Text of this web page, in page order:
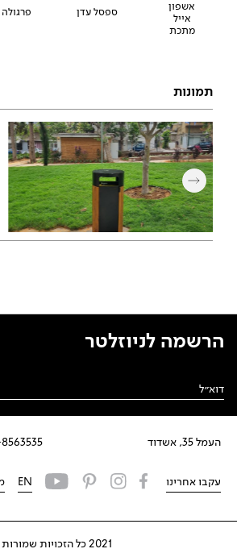
אשפון
אייל
מתכת
ספסל עדן פרגולה
תמונות
העמל 35, אשדוד
הרשמה לניוזלטר
עקבו אחרינו EN
2021 כל הזכויות שמורות